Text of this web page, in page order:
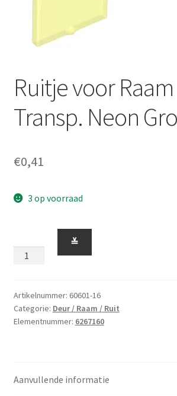
Ruitje voor Raam
Transp. Neon
€0,41
3 op voorraad
voor
x
2
x
Groen
≚
Artikelnummer: 60601-16
Categorie: Deur / Raam / Ruit
Elementnummer: 6267160
Aanvullende informatie